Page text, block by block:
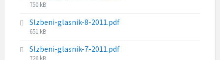
z
e
:
e
i
z
e
:
F
l
e
i
750 kB
Slzbeni-glasnik-8-2011.pdf
F
l
651 kB
Slzbeni-glasnik-7-2011.pdf
F
726 kB